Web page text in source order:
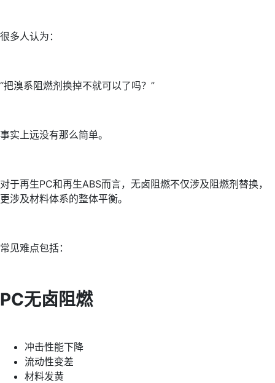
很多人认为：
“把溴系阻燃剂换掉不就可以了吗？”
事实上远没有那么简单。
对于再生PC和再生ABS而言，无卤阻燃不仅涉及阻燃剂替换，
更涉及材料体系的整体平衡。
常见难点包括：
PC无卤阻燃
冲击性能下降
流动性变差
材料发黄